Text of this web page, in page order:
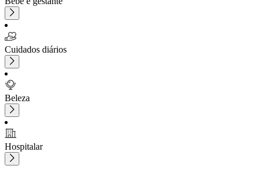
Cuidados diários
Beleza
Hospitalar